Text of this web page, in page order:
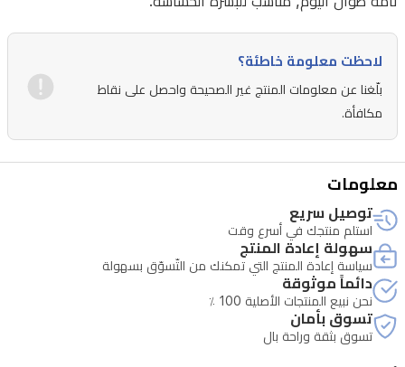
لاحظت معلومة خاطئة؟
بلّغنا عن معلومات المنتج غير الصحيحة واحصل على نقاط
مكافأة.
معلومات
توصيل سريع
استلم منتجك في أسرع وقت
سهولة إعادة المنتج
سياسة إعادة المنتج التي تمكنك من التّسوّق بسهولة
دائماً موثوقة
نحن نبيع المنتجات الأصلية 100 ٪
تسوق بأمان
تسوق بثقة وراحة بال